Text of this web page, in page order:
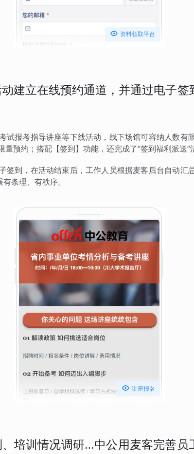
 资料领取平台
建立在线预约通道，并通过电子签
试报考指导讲座等下线活动，线下场馆可容纳人数有
预约；搭配【签到】功能，还完成了“签到福利派送”
签到，在活动结束后，工作人员根据麦客后台自动汇
条理、有秩序。
 讲座报名
培训情况调研…中公用麦客完善员